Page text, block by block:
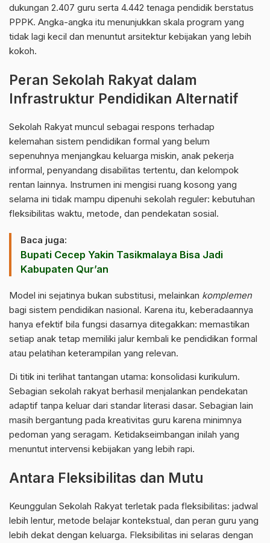
dukungan 2.407 guru serta 4.442 tenaga pendidik berstatus
PPPK. Angka-angka itu menunjukkan skala program yang
tidak lagi kecil dan menuntut arsitektur kebijakan yang lebih
kokoh.
Peran Sekolah Rakyat dalam
Infrastruktur Pendidikan Alternatif
Sekolah Rakyat muncul sebagai respons terhadap
kelemahan sistem pendidikan formal yang belum
sepenuhnya menjangkau keluarga miskin, anak pekerja
informal, penyandang disabilitas tertentu, dan kelompok
rentan lainnya. Instrumen ini mengisi ruang kosong yang
selama ini tidak mampu dipenuhi sekolah reguler: kebutuhan
fleksibilitas waktu, metode, dan pendekatan sosial.
Baca juga:
Bupati Cecep Yakin Tasikmalaya Bisa Jadi
Kabupaten Qur’an
Model ini sejatinya bukan substitusi, melainkan komplemen
bagi sistem pendidikan nasional. Karena itu, keberadaannya
hanya efektif bila fungsi dasarnya ditegakkan: memastikan
setiap anak tetap memiliki jalur kembali ke pendidikan formal
atau pelatihan keterampilan yang relevan.
Di titik ini terlihat tantangan utama: konsolidasi kurikulum.
Sebagian sekolah rakyat berhasil menjalankan pendekatan
adaptif tanpa keluar dari standar literasi dasar. Sebagian lain
masih bergantung pada kreativitas guru karena minimnya
pedoman yang seragam. Ketidakseimbangan inilah yang
menuntut intervensi kebijakan yang lebih rapi.
Antara Fleksibilitas dan Mutu
Keunggulan Sekolah Rakyat terletak pada fleksibilitas: jadwal
lebih lentur, metode belajar kontekstual, dan peran guru yang
lebih dekat dengan keluarga. Fleksibilitas ini selaras dengan